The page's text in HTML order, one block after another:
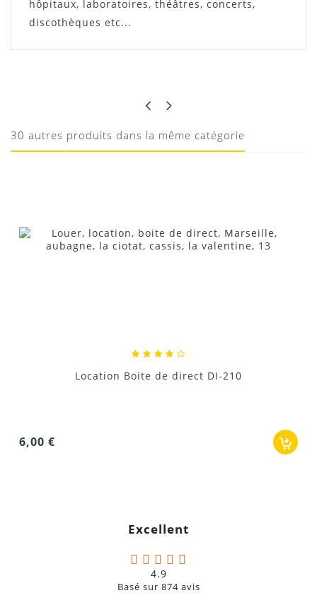
hôpitaux, laboratoires, théâtres, concerts,
discothèques etc...
10/08/2020
30 autres produits dans la même catégorie
Location Equaliseur Crest Audio
Excellent
4.9
Basé sur 874avis